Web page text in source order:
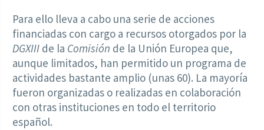
Para ello lleva a cabo una serie de acciones
financiadas con cargo a recursos otorgados por la
DGXIII de la Comisión de la Unión Europea que,
aunque limitados, han permitido un programa de
actividades bastante amplio (unas 60). La mayoría
fueron organizadas o realizadas en colaboración
con otras instituciones en todo el territorio
español.